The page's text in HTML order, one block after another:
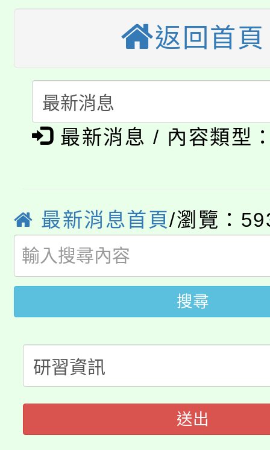
視費優惠，中低收入戶
半價優惠，詳情可洽有
者。
大園自造教育及科技中
份教師增能研習
大溪自造教育及科技
份教師研習
淨零綠生活教案入校路
會
115年食農教育專業人
程
「本色祭」8/29、30在
局官網。
8月14至27日，桃園電
開!
115年桃園市運動會8/
田徑場及游泳池舉行。
桃園市低收入戶享有免
視費優惠，中低收入戶
半價優惠，詳情可洽有
者。
大園自造教育及科技中
份教師增能研習
大溪自造教育及科技中
份教師研習
淨零綠生活教案入校路
會
115年食農教育專業人
程
返回首頁
最新消息 / 內容類型
最新消息首頁/瀏覽：
搜尋
送出